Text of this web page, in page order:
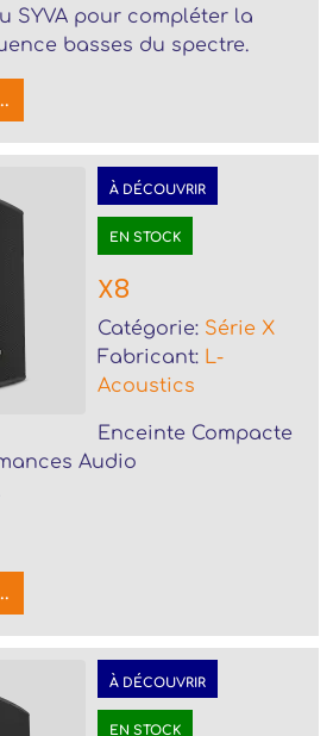
SYVA pour compléter la
basses du spectre.
À DÉCOUVRIR
EN STOCK
X8
Catégorie: Série X
Fabricant: L-
Acoustics
Enceinte Compacte
Audio
À DÉCOUVRIR
EN STOCK